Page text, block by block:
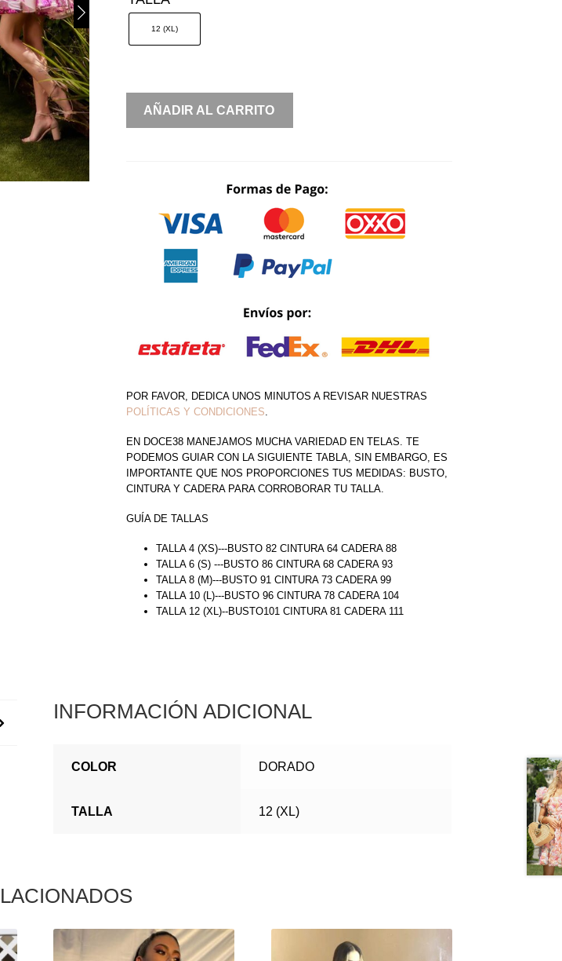
12 (XL)
AMPÓN
CORSET
AÑADIR AL CARRITO
POR FAVOR, DEDICA UNOS MINUTOS A REVISAR NUESTRAS
POLÍTICAS Y CONDICIONES
EN DOCE38 MANEJAMOS MUCHA VARIEDAD EN TELAS. TE
PODEMOS GUIAR CON LA SIGUIENTE TABLA, SIN EMBARGO, ES
IMPORTANTE QUE NOS PROPORCIONES TUS MEDIDAS: BUSTO,
CINTURA Y CADERA PARA CORROBORAR TU TALLA.
GUÍA DE TALLAS
TALLA 4 (XS)---BUSTO 82 CINTURA 64 CADERA 88
TALLA 6 (S) ---BUSTO 86 CINTURA 68 CADERA 93
TALLA 8 (M)---BUSTO 91 CINTURA 73 CADERA 99
TALLA 10 (L)---BUSTO 96 CINTURA 78 CADERA 104
TALLA 12 (XL)--BUSTO101 CINTURA 81 CADERA 111
INFORMACIÓN ADICIONAL
COLOR DORADO
TALLA 12 (XL)